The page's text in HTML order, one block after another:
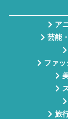
ア
芸能
ファッ
旅